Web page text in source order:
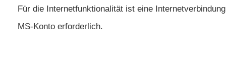
Für die Internetfunktionalität ist eine
MS-Konto erforderlich.